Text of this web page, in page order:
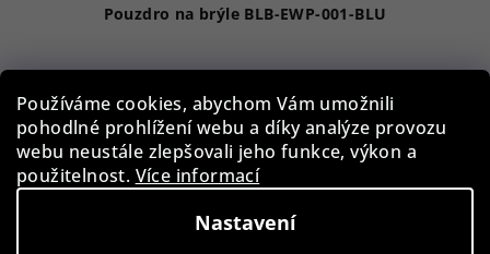
Používáme cookies, abychom Vám umožnili
pohodlné prohlížení webu a díky analýze provozu
webu neustále zlepšovali jeho funkce, výkon a
použitelnost. Více informací
Nastavení
Pouzdro na brýle BLB-EWP-001-BLU
Skladem
Do košíku